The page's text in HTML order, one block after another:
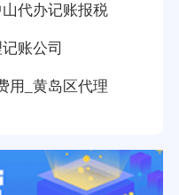
代办记账报税
账公司
用_黄岛区代理